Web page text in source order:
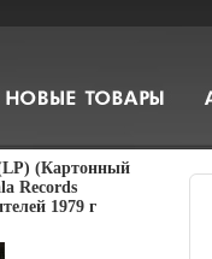
(Картонный
Records
1979 г